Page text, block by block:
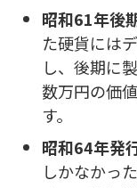
昭和61年後
た硬貨には
し、後期に
数万円の価
す。
昭和64年発
しかなかっ